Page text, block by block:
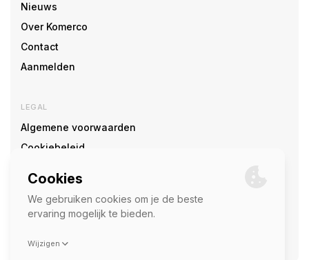
Nieuws
Over Komerco
Contact
Aanmelden
LEGAL
Algemene voorwaarden
Cookiebeleid
SOCIAL